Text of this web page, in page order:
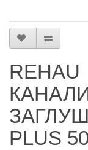
Артикул 11214541001
REHAU
PLUS 50